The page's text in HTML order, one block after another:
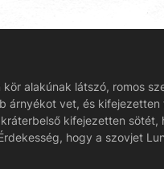
alakúnak látszó, romos
árnyékot vet, és
kifejezetten
hogy a szovjet